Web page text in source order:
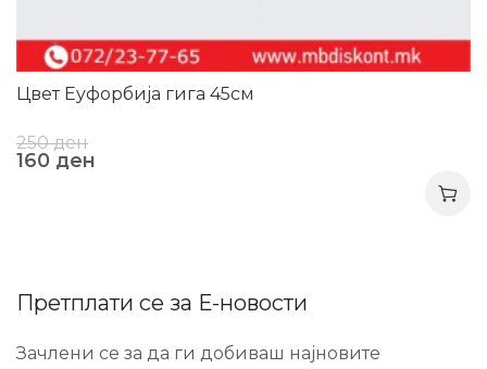
Цвет Еуфорбија гига 45см
250ден
160 ден
Претплати се за Е-новости
Зачлени се за да ги добиваш најновите